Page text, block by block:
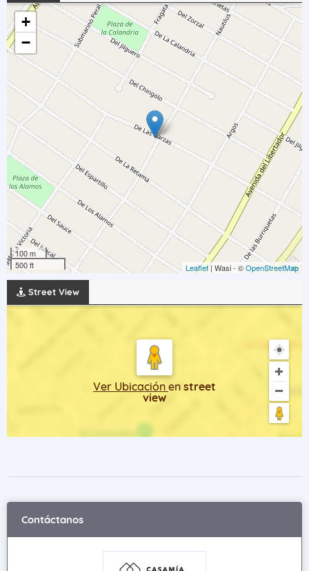
+
−
100 m
500 ft
Leaflet| Wasi - ©OpenStreetMap
Street View
Ver Ubicación en street
view
Contáctanos